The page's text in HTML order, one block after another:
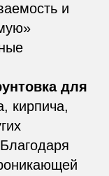
и
для
кирпича,